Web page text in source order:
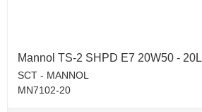
Mannol TS-2 SHPD E7 20W50 - 20L
SCT - MANNOL
MN7102-20